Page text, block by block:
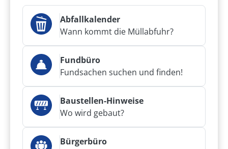
Abfallkalender
Wann kommt die Müllabfuhr?
Fundbüro
Fundsachen suchen und finden!
Baustellen-Hinweise
Wo wird gebaut?
Bürgerbüro